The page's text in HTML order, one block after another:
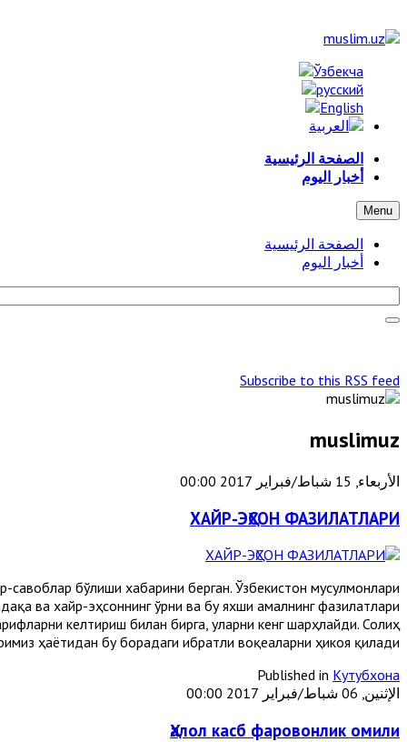
الصفحة الرئيسية
أخبار اليوم
Menu
الصفحة الرئيسية
أخبار اليوم
Subscribe to this RSS feed
muslimuz
الأربعاء, 15 شباط/فبراير 2017 00:00
ХАЙР-ЭҲСОН ФАЗИЛАТЛАРИ
бўлиши хабарини берган. Ўзбекистон мусулмонлари
ва хайр-эҳсоннинг ўрни ва бу яхши амалнинг фазилатлари
келтириш билан бирга, уларни кенг шарҳлайди. Солиҳ
ҳаётидан бу борадаги ибратли воқеаларни ҳикоя қилади.
Published in Кутубхона
الإثنين, 06 شباط/فبراير 2017 00:00
Ҳалол касб фаровонлик омили